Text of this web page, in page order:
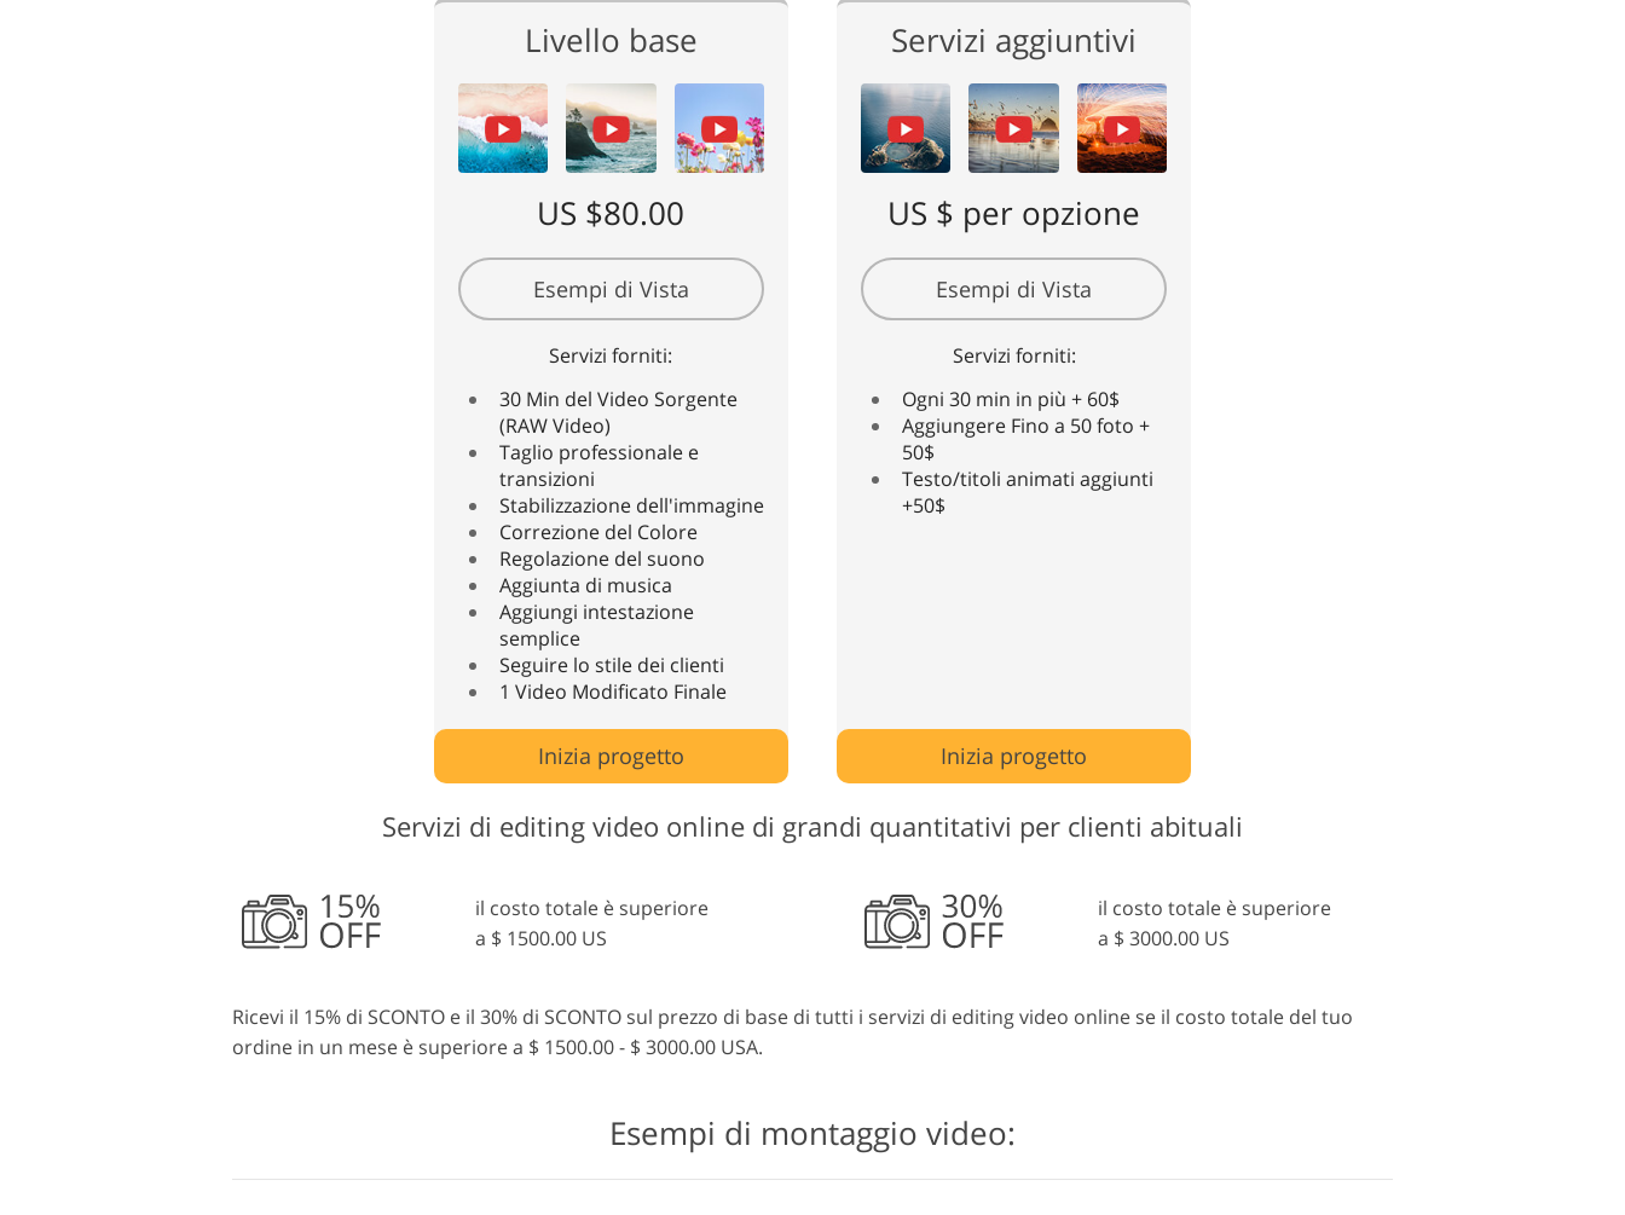
Livello base
US $80.00
Esempi di Vista
Servizi forniti:
30 Min del Video Sorgente
(RAW Video)
Taglio professionale e
transizioni
Stabilizzazione dell'immagine
Correzione del Colore
Regolazione del suono
Aggiunta di musica
Aggiungi intestazione
semplice
Seguire lo stile dei clienti
1 Video Modificato Finale
Inizia progetto
Servizi aggiuntivi
US $ per opzione
Esempi di Vista
Servizi forniti:
Ogni 30 min in più + 60$
Aggiungere Fino a 50 foto +
50$
Testo/titoli animati aggiunti
+50$
Inizia progetto
Servizi di editing video online di grandi quantitativi per clienti abituali
il costo totale è superiore
a $ 1500.00 US
il costo totale è superiore
a $ 3000.00 US
Ricevi il 15% di SCONTO e il 30% di SCONTO sul prezzo di base di tutti i servizi di editing video online se il costo totale del tuo
ordine in un mese è superiore a $ 1500.00 - $ 3000.00 USA.
Esempi di montaggio video: